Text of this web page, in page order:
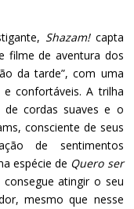
Shazam!capta
filme de aventura dos
da tarde”, com uma
e confortáveis. A trilha
de cordas suaves e o
consciente de seus
de sentimentos
espécie de Quero ser
atingir o seu
mesmo que nesse